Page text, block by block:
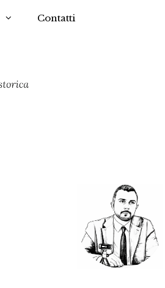
Contatti